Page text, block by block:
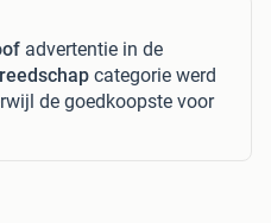
advertentie in de
categorie werd
de goedkoopste voor